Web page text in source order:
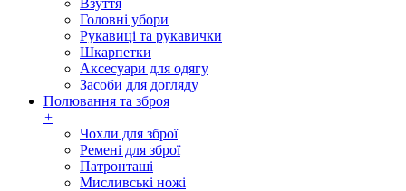
Взуття
Головні убори
Рукавиці та рукавички
Шкарпетки
Аксесуари для одягу
Засоби для догляду
Полювання та зброя
+
Чохли для зброї
Ремені для зброї
Патронташі
Мисливські ножі